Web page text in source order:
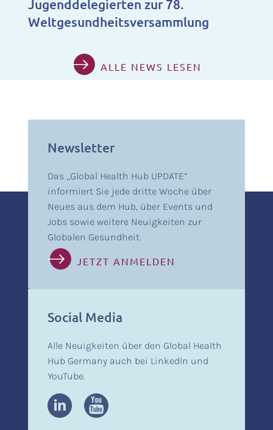
Jugenddelegierten zur 78.
Weltgesundheitsversammlung
ALLE NEWS LESEN
Newsletter
Das „Global Health Hub UPDATE”
informiert Sie jede dritte Woche über
Neues aus dem Hub, über Events und
Jobs sowie weitere Neuigkeiten zur
Globalen Gesundheit.
JETZT ANMELDEN
Social Media
Alle Neuigkeiten über den Global Health
Hub Germany auch bei LinkedIn und
YouTube.